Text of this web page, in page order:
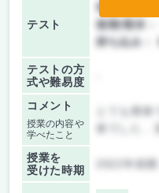
テスト
前期/中間：
後期/期末：
持ち込み：
テストの方
式や難易度
コメント
授業の内容や
学べたこと
授業を
受けた時期